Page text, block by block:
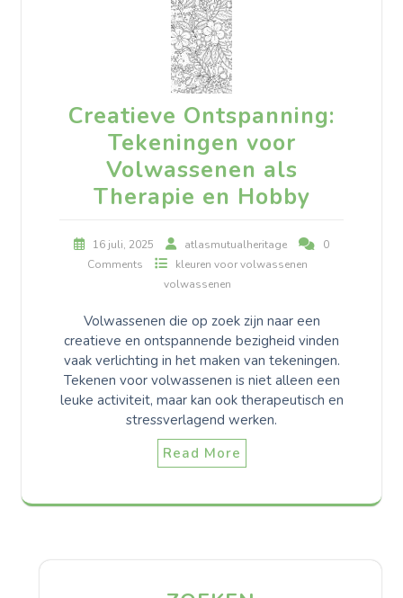
Creatieve Ontspanning:
Tekeningen voor
Volwassenen als
Therapie en Hobby
16 juli, 2025 atlasmutualheritage
0
Comments
kleuren voor volwassenen
volwassenen
Volwassenen die op zoek zijn naar een
creatieve en ontspannende bezigheid vinden
vaak verlichting in het maken van tekeningen.
Tekenen voor volwassenen is niet alleen een
leuke activiteit, maar kan ook therapeutisch en
stressverlagend werken.
Read More